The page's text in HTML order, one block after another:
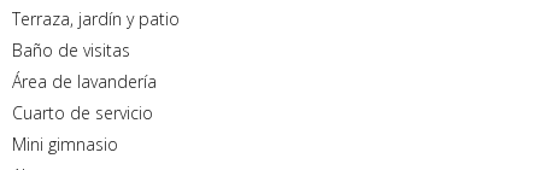
Terraza, jardín y patio
Baño de visitas
Área de lavandería
Cuarto de servicio
Mini gimnasio